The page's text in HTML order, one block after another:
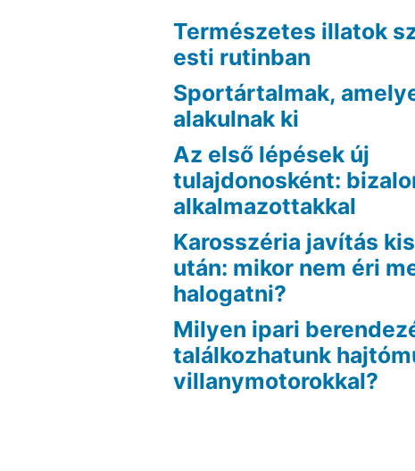
Természetes illatok
esti rutinban
Sportártalmak,
alakulnak ki
Az első lépések új
tulajdonosként:
alkalmazottakkal
Karosszéria javítás
után: mikor nem éri
halogatni?
Milyen ipari
találkozhatunk
villanymotorokkal?